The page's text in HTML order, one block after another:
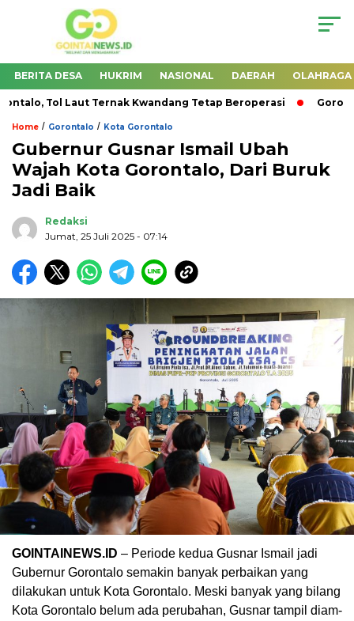
BERITA DESA HUKRIM NASIONAL DAERAH OLAHRAGA
Tol Laut Ternak Kwandang Tetap Beroperasi
Home / Gorontalo / Kota Gorontalo
Gubernur Gusnar Ismail Ubah
Wajah Kota Gorontalo, Dari Buruk
Jadi Baik
Redaksi
Jumat, 25 Juli 2025 - 07:14
GOINTAINEWS.ID – Periode kedua Gusnar Ismail jadi
Gubernur Gorontalo semakin banyak perbaikan yang
dilakukan untuk Kota Gorontalo. Meski banyak yang bilang
Kota Gorontalo belum ada perubahan, Gusnar tampil diam-